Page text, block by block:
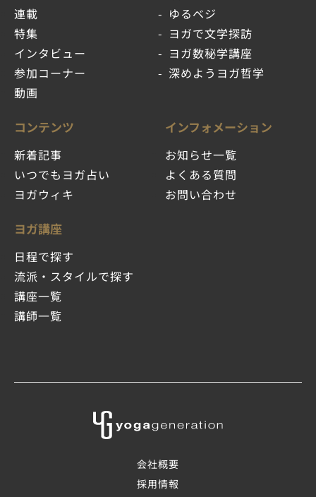
連載
特集
インタビュー
参加コーナー
動画
ゆるベジ
ヨガで文学探訪
ヨガ数秘学講座
深めようヨガ哲学
コンテンツ
新着記事
いつでもヨガ占い
ヨガウィキ
ヨガ講座
日程で探す
流派・スタイルで探す
講座一覧
講師一覧
インフォメーション
お知らせ一覧
よくある質問
お問い合わせ
会社概要
採用情報